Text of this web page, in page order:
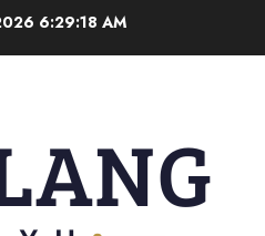
6:29:19 AM